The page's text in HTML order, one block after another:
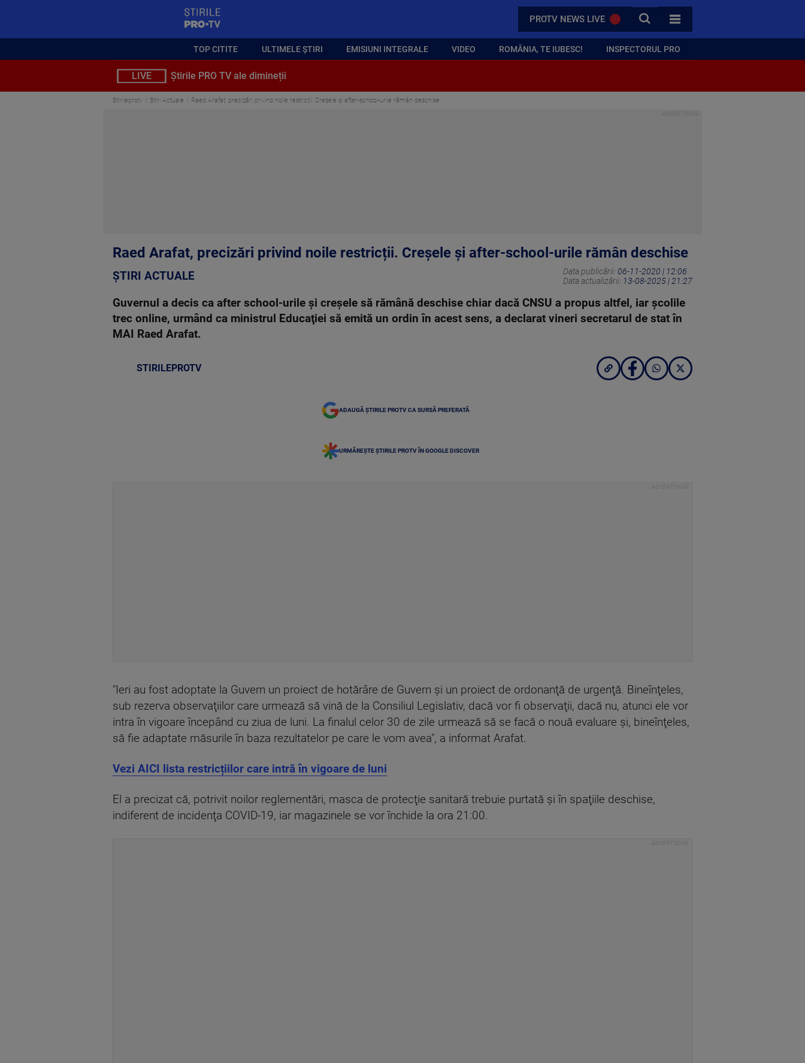
PROTV NEWS LIVE CAUTA
TOATE CATEGORIILE
TOP CITITE ULTIMELE ȘTIRI EMISIUNI INTEGRALE VIDEO ROMÂNIA, TE IUBESC! INSPECTORUL PRO
LIVE Știrile PRO TV ale dimineții
Stirileprotv Știri Actuale Raed Arafat, precizări privind noile restricții. Creșele și after-school-urile rămân deschise
Raed Arafat, precizări privind noile restricții. Creșele și after-school-urile rămân deschise
ȘTIRI ACTUALE Data publicării: 06-11-2020 | 12:06
Data actualizării: 13-08-2025 | 21:27
Guvernul a decis ca after school-urile şi creşele să rămână deschise chiar dacă CNSU a propus altfel, iar şcolile
trec online, urmând ca ministrul Educaţiei să emită un ordin în acest sens, a declarat vineri secretarul de stat în
MAI Raed Arafat.
STIRILEPROTV
ADAUGĂ ȘTIRILE PROTV CA SURSĂ PREFERATĂ
URMĂREȘTE ȘTIRILE PROTV ÎN GOOGLE DISCOVER
"Ieri au fost adoptate la Guvern un proiect de hotărâre de Guvern şi un proiect de ordonanţă de urgenţă. Bineînţeles,
sub rezerva observaţiilor care urmează să vină de la Consiliul Legislativ, dacă vor fi observaţii, dacă nu, atunci ele vor
intra în vigoare începând cu ziua de luni. La finalul celor 30 de zile urmează să se facă o nouă evaluare şi, bineînţeles,
să fie adaptate măsurile în baza rezultatelor pe care le vom avea", a informat Arafat.
Vezi AICI lista restricțiilor care intră în vigoare de luni
El a precizat că, potrivit noilor reglementări, masca de protecţie sanitară trebuie purtată şi în spaţiile deschise,
indiferent de incidenţa COVID-19, iar magazinele se vor închide la ora 21:00.